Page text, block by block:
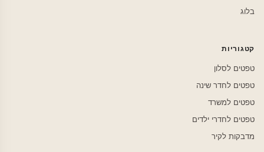
בלוג
קטגוריות
טפטים לסלון
טפטים לחדר שינה
טפטים למשרד
טפטים לחדרי ילדים
מדבקות לקיר